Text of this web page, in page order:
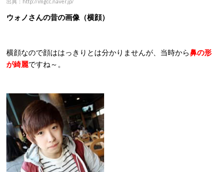
ウォノさんの昔の画像（横顔）
横顔なので顔ははっきりとは分かりませんが、当時から鼻の形
が綺麗ですね～。